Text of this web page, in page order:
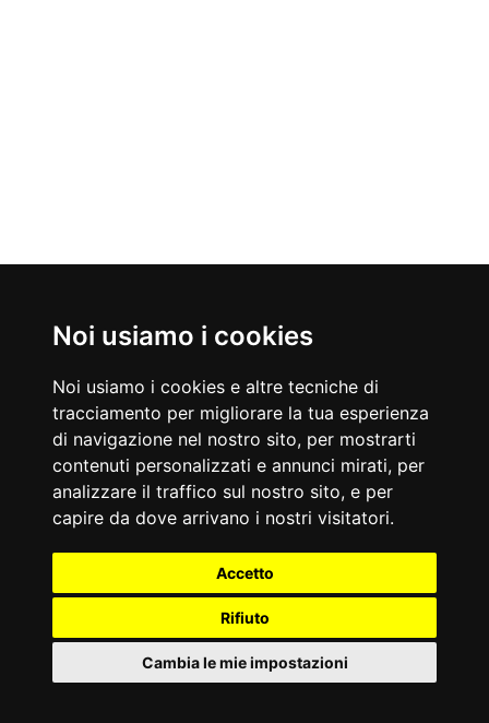
Noi usiamo i cookies
Noi usiamo i cookies e altre tecniche di
tracciamento per migliorare la tua esperienza
di navigazione nel nostro sito, per mostrarti
contenuti personalizzati e annunci mirati, per
analizzare il traffico sul nostro sito, e per
capire da dove arrivano i nostri visitatori.
Accetto
Rifiuto
Cambia le mie impostazioni
09/08/1663
Ferdinando de' Medici
Principe italiano
09/08/1959
Toni Servillo
Attore italiano
Accadde Oggi
09/08/1892
Thomas Edison ottiene il brevetto per il telegrafo bidirezionale.
09/08/1945
Bomba atomica su Nagasaki.
Aforismi
La fortuna fa come il baro nel giuoco: fa vincere qualche volta
Anonimo
L'amore non lega troppo eguali tempre.